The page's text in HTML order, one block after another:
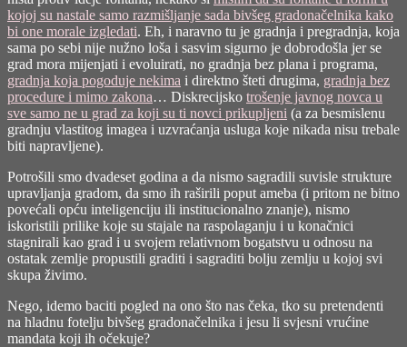
kojoj su nastale samo razmišljanje sada bivšeg gradonačelnika kako
bi one morale izgledati. Eh, i naravno tu je gradnja i pregradnja, koja
sama po sebi nije nužno loša i sasvim sigurno je dobrodošla jer se
grad mora mijenjati i evoluirati, no gradnja bez plana i programa,
gradnja koja pogoduje nekima i direktno šteti drugima, gradnja bez
procedure i mimo zakona… Diskrecijsko trošenje javnog novca u
sve samo ne u grad za koji su ti novci prikupljeni (a za besmislenu
gradnju vlastitog imagea i uzvraćanja usluga koje nikada nisu trebale
biti napravljene).
Potrošili smo dvadeset godina a da nismo sagradili suvisle strukture
upravljanja gradom, da smo ih raširili poput ameba (i pritom ne bitno
povećali opću inteligenciju ili institucionalno znanje), nismo
iskoristili prilike koje su stajale na raspolaganju i u konačnici
stagnirali kao grad i u svojem relativnom bogatstvu u odnosu na
ostatak zemlje propustili graditi i sagraditi bolju zemlju u kojoj svi
skupa živimo.
Nego, idemo baciti pogled na ono što nas čeka, tko su pretendenti
na hladnu fotelju bivšeg gradonačelnika i jesu li svjesni vrućine
mandata koji ih očekuje?